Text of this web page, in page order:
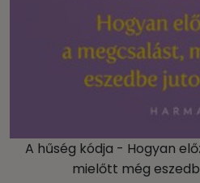
A hűség kódja - Hogyan
mielőtt még